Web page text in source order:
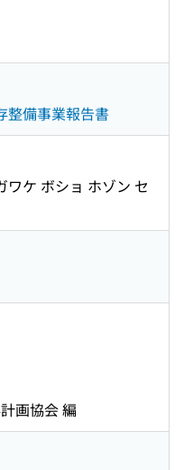
整備事業報告書
ワケ ボショ ホゾン セ
画協会 編